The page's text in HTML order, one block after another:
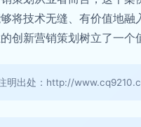
将技术无缝、有价值地
创新营销策划树立了一个
明出处：http://